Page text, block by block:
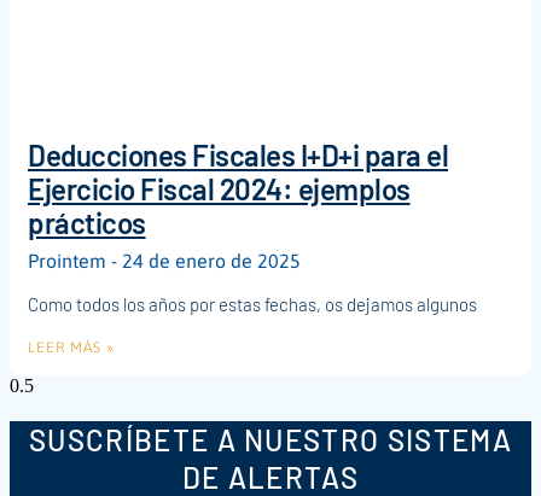
Deducciones Fiscales I+D+i para el
Ejercicio Fiscal 2024: ejemplos
prácticos
Prointem
24 de enero de 2025
Como todos los años por estas fechas, os dejamos algunos
LEER MÁS »
SUSCRÍBETE A NUESTRO SISTEMA
DE ALERTAS